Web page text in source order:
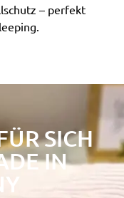
– perfekt
SICH
IN